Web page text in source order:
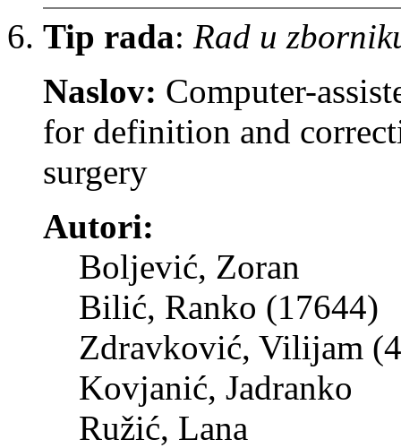
Tip rada: Rad u
Naslov: Computer-
for definition and
surgery
Autori:
Boljević, Zoran
Bilić, Ranko (17644)
Zdravković, Vilijam
Kovjanić, Jadranko
Ružić, Lana